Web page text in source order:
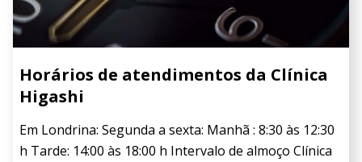
Horários de atendimentos da Clínica
Higashi
Em Londrina: Segunda a sexta: Manhã : 8:30 às 12:30
h Tarde: 14:00 às 18:00 h Intervalo de almoço Clínica